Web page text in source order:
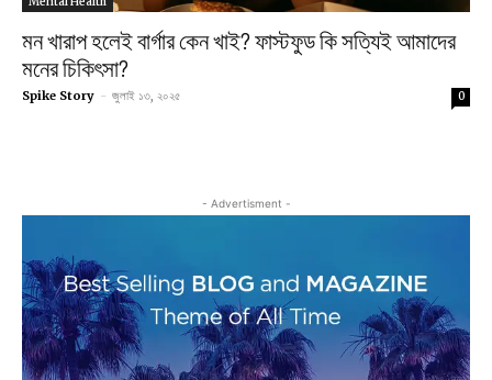
মন খারাপ হলেই বার্গার কেন খাই? ফাস্টফুড কি সত্যিই আমাদের
মনের চিকিৎসা?
Spike Story - জুলাই ১৩, ২০২৫ 0
- Advertisment -